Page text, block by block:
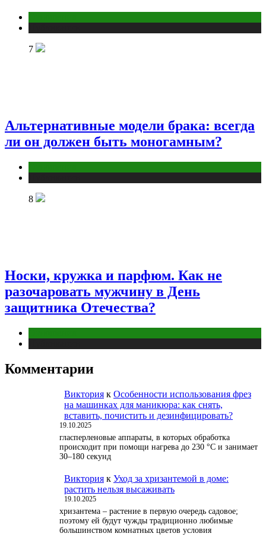
7
Альтернативные модели брака: всегда
ли он должен быть моногамным?
8
Носки, кружка и парфюм. Как не
разочаровать мужчину в День
защитника Отечества?
Комментарии
Виктория к Особенности использования фрез
на машинках для маникюра: как снять,
вставить, почистить и дезинфицировать?
19.10.2025
гласперленовые аппараты, в которых обработка
происходит при помощи нагрева до 230 °С и занимает
30–180 секунд
Виктория к Уход за хризантемой в доме:
растить нельзя высаживать
19.10.2025
хризантема – растение в первую очередь садовое;
поэтому ей будут чужды традиционно любимые
большинством комнатных цветов условия